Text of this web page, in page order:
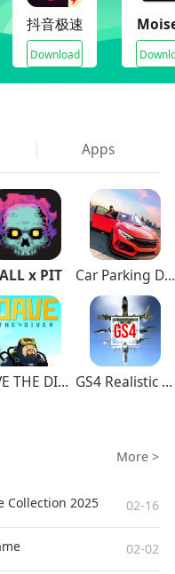
抖音极速版
Download
Apps
x PIT Car Parking Driving School
DAVE THE DIVER GS4 Realistic Air Combat
More >
Collection 2025 02-16
02-02